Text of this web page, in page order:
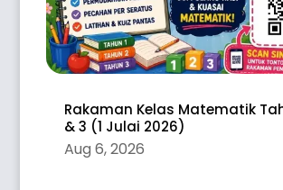
Rakaman Kelas Matematik
& 3 (1 Julai 2026)
Aug 6, 2026